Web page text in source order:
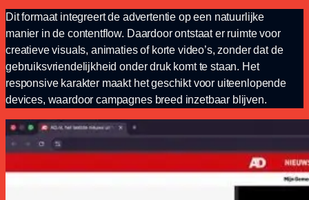
Dit formaat integreert de advertentie op een natuurlijke
manier in de contentflow. Daardoor ontstaat er ruimte voor
creatieve visuals, animaties of korte video’s, zonder dat de
gebruiksvriendelijkheid onder druk komt te staan. Het
responsive karakter maakt het geschikt voor uiteenlopende
devices, waardoor campagnes breed inzetbaar blijven.